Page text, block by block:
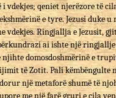
vdekjes; qeniet njerëzore të
e tyre. Jezusi
vdekjes. Ringjallja e Jezusit,
ai ishte një
domosdoshmërinë e
të Zotit. Pali
një metaforë shumë të
me një farë gruri e cila